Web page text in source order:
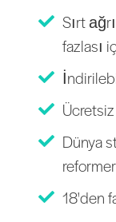
Sırt
fazlası
Dünya
18'den